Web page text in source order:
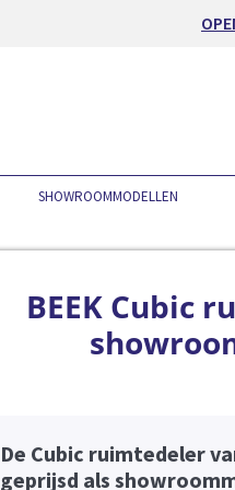
SHOWROOMMODELLEN
BEEK Cubic
De Cubic ruimtedeler
geprijsd als